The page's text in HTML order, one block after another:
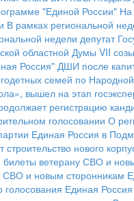
"Единой России" На
В рамках региональной
недели депутат
областной Думы VII
Россия" ДШИ после
семей по
вышел на этап
регистрацию
голосовании О
Единая Россия в
нового
ветерану СВО и
и новым сторонникам
голосования Единая